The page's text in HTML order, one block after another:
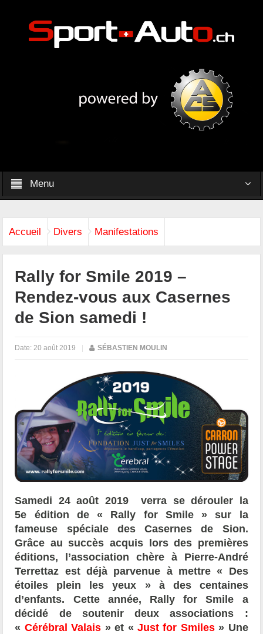
Menu
Accueil Divers Manifestations
Rally for Smile 2019 –
Rendez-vous aux Casernes
de Sion samedi !
Date: 20 août 2019 | SÉBASTIEN MOULIN
Samedi 24 août 2019 verra se dérouler la
5e édition de « Rally for Smile » sur la
fameuse spéciale des Casernes de Sion.
Grâce au succès acquis lors des premières
éditions, l’association chère à Pierre-André
Terrettaz est déjà parvenue à mettre « Des
étoiles plein les yeux » à des centaines
d’enfants. Cette année, Rally for Smile a
décidé de soutenir deux associations :
« Cérébral Valais » et « Just for Smiles» Une